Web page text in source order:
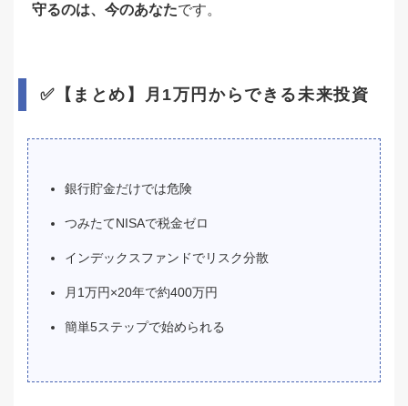
守るのは、今のあなたです。
✅【まとめ】月1万円からできる未来投資
銀行貯金だけでは危険
つみたてNISAで税金ゼロ
インデックスファンドでリスク分散
月1万円×20年で約400万円
簡単5ステップで始められる